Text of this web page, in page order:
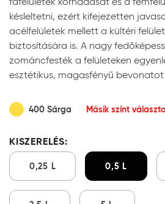
késleltetni, ezért kifejezetten
acélfelületek mellett a kültéri
biztosítására is. A nagy
zománcfesték a felületeken
esztétikus, magasfényű bevonatot
400 Sárga Másik színt
KISZERELÉS:
0,25 L 0,5 L